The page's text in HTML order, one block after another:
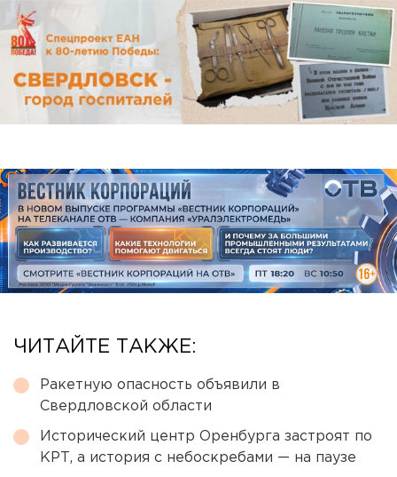
ЧИТАЙТЕ ТАКЖЕ:
Ракетную опасность объявили в
Свердловской области
Исторический центр Оренбурга застроят по
КРТ, а история с небоскребами — на паузе